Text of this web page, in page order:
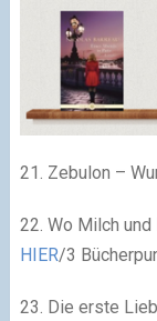
21. Zebulon –
22. Wo Milch
HIER/3
23. Die erste